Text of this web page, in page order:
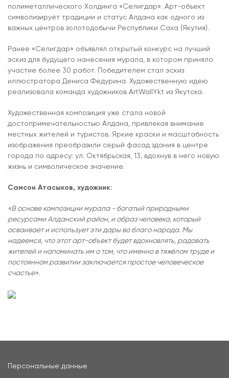
полиметаллического Холдинга «Селигдар». Арт-объект
символизирует традиции и статус Алдана как одного из
важных центров золотодобычи Республики Саха (Якутия).
Ранее «Селигдар» объявлял открытый конкурс на лучший
эскиз для будущего нанесения мурала, в котором приняло
участие более 30 работ. Победителем стал эскиз
иллюстратора Дениса Федурина. Художественную идею
реализовала команда художников ArtWallYkt из Якутска.
Художественная композиция уже стала новой
достопримечательностью Алдана, привлекая внимание
местных жителей и туристов. Яркие краски и масштабность
изображения преобразили серый фасад здания в центре
города по адресу: ул. Октябрьская, 13, вдохнув в него новую
жизнь и символическое значение.
Самсон Атасыков, художник:
«В основе композиции мурала - богатый природными
ресурсами Алданский район, и образ человека, который
осваивает и использует эти дары во благо народа. Мы
надеемся, что этот арт-объект будет вдохновлять, радовать
жителей и напоминать им о том, что именно в тяжёлом труде и
постоянном развитии заключается простое человеческое
счастье».
Персональные данные